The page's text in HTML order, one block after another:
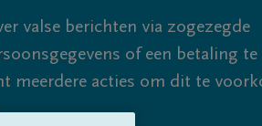
valse berichten via zogezegde
of een betaling te
meerdere acties om dit te